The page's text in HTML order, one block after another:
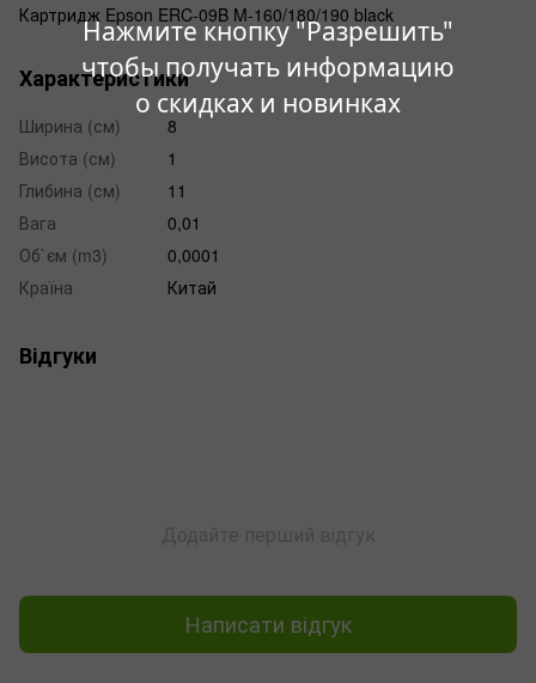
Нажмите кнопку "Разрешить"
чтобы получать информацию
о скидках и новинках
Картридж Epson ERC-09B M-160/180/190 black
Характеристики
Ширина (см)
8
Висота (см)
1
Глибина (см)
11
Вага
0,01
Об`єм (m3)
0,0001
Країна
Китай
Відгуки
Написати відгук